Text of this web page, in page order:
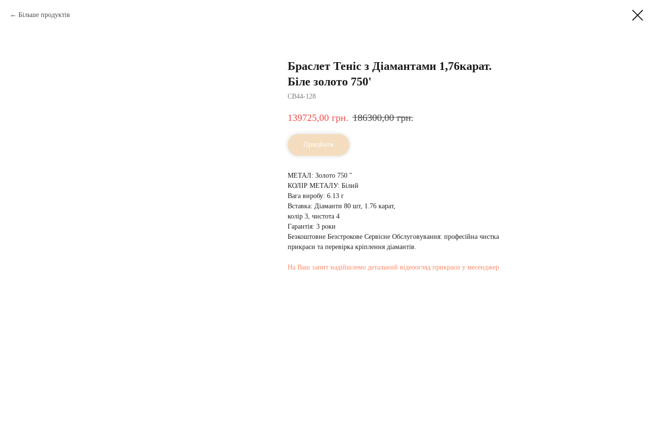
Більше продуктів
Браслет Теніс з Діамантами 1,76карат.
Біле золото 750'
CВ44-128
139725,00 грн. 186300,00 грн.
Придбати
МЕТАЛ: Золото 750 "
КОЛІР МЕТАЛУ: Білий
Вага виробу: 6.13 г
Вставка: Діаманти 80 шт, 1.76 карат,
колір 3, чистота 4
Гарантія: 3 роки
Безкоштовне Безстрокове Сервісне Обслуговування: професійна чистка
прикраси та перевірка кріплення діамантів.
На Ваш запит надійшлемо детальний відеоогляд прикраси у месенджер